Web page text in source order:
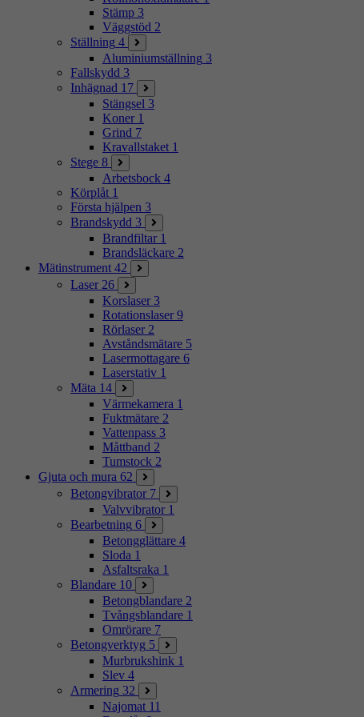
Stämp 3
Väggstöd 2
Ställning 4
Aluminiumställning 3
Fallskydd 3
Inhägnad 17
Stängsel 3
Koner 1
Grind 7
Kravallstaket 1
Stege 8
Arbetsbock 4
Körplåt 1
Första hjälpen 3
Brandskydd 3
Brandfiltar 1
Brandsläckare 2
Mätinstrument 42
Laser 26
Korslaser 3
Rotationslaser 9
Rörlaser 2
Avståndsmätare 5
Lasermottagare 6
Laserstativ 1
Mäta 14
Värmekamera 1
Fuktmätare 2
Vattenpass 3
Måttband 2
Tumstock 2
Gjuta och mura 62
Betongvibrator 7
Valvvibrator 1
Bearbetning 6
Betongglättare 4
Sloda 1
Asfaltsraka 1
Blandare 10
Betongblandare 2
Tvångsblandare 1
Omrörare 7
Betongverktyg 5
Murbrukshink 1
Slev 4
Armering 32
Najomat 11